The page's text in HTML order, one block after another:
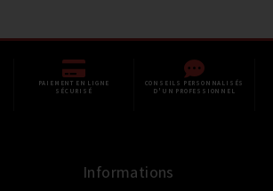
PAIEMENT EN LIGNE
SÉCURISÉ
CONSEILS PERSONNALISÉS
D'UN PROFESSIONNEL
Informations